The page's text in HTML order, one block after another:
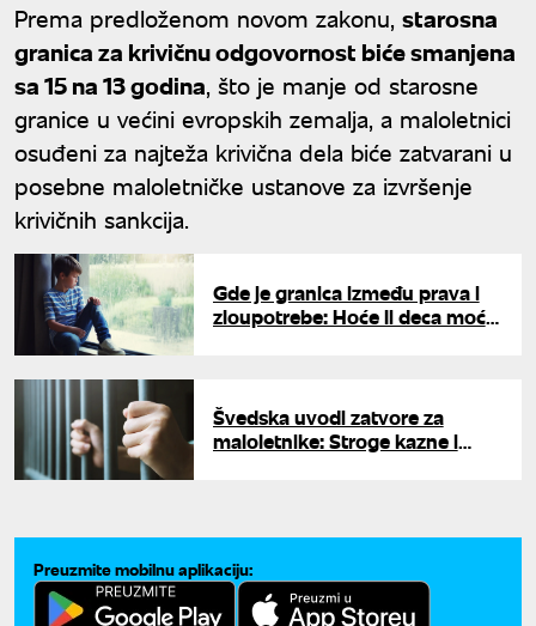
Prema predloženom novom zakonu, starosna
granica za krivičnu odgovornost biće smanjena
sa 15 na 13 godina, što je manje od starosne
granice u većini evropskih zemalja, a maloletnici
osuđeni za najteža krivična dela biće zatvarani u
posebne maloletničke ustanove za izvršenje
krivičnih sankcija.
Gde je granica između prava i
zloupotrebe: Hoće li deca moći
Švedska uvodi zatvore za
maloletnike: Stroge kazne i
Preuzmite mobilnu aplikaciju: